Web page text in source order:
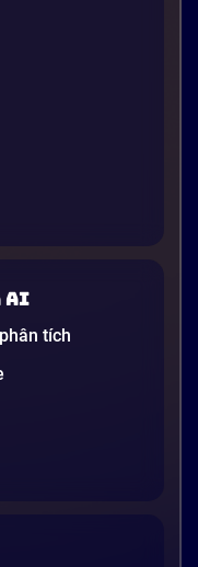
đơn giản
Việt
ngữ “Generative
lớn lời giải thích
không phải cho
AI
tích